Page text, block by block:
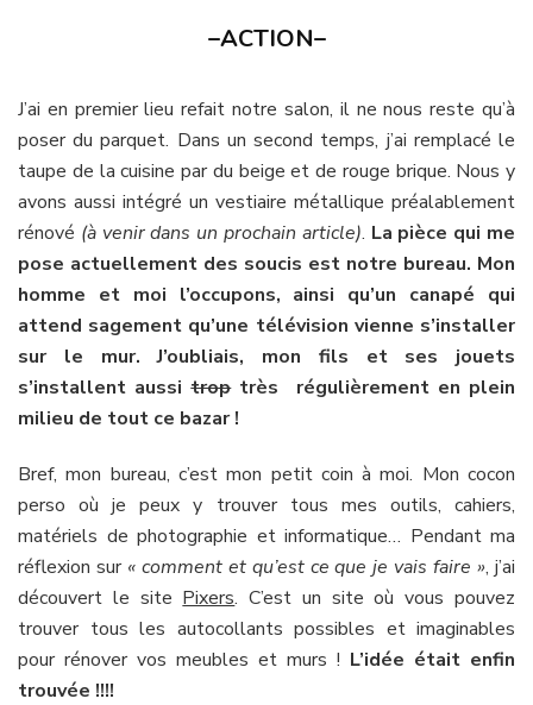
–ACTION–
J’ai en premier lieu refait notre salon, il ne nous reste qu’à
poser du parquet. Dans un second temps, j’ai remplacé le
taupe de la cuisine par du beige et de rouge brique. Nous y
avons aussi intégré un vestiaire métallique préalablement
rénové (à venir dans un prochain article). La pièce qui me
pose actuellement des soucis est notre bureau. Mon
homme et moi l’occupons, ainsi qu’un canapé qui
attend sagement qu’une télévision vienne s’installer
sur le mur. J’oubliais, mon fils et ses jouets
s’installent aussitroptrès régulièrement en plein
milieu de tout ce bazar !
Bref, mon bureau, c’est mon petit coin à moi. Mon cocon
perso où je peux y trouver tous mes outils, cahiers,
matériels de photographie et informatique… Pendant ma
réflexion sur « comment et qu’est ce que je vais faire », j’ai
découvert le site Pixers. C’est un site où vous pouvez
trouver tous les autocollants possibles et imaginables
pour rénover vos meubles et murs ! L’idée était enfin
trouvée !!!!